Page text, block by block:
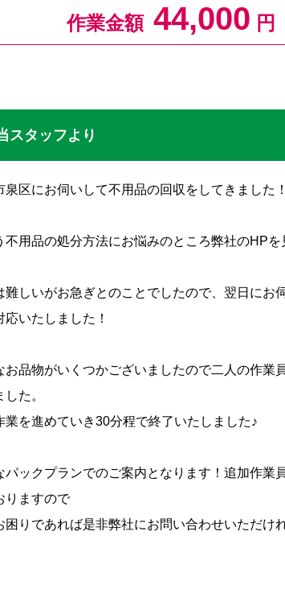
作業金額 44,000 円
スタッフより
泉区にお伺いして不用品の回収をしてきました！
不用品の処分方法にお悩みのところ弊社のHP
難しいがお急ぎとのことでしたので、翌日にお
いたしました！
お品物がいくつかございましたので二人の作業
た。
業を進めていき30分程で終了いたしました♪
パックプランでのご案内となります！追加作業
りますので
困りであれば是非弊社にお問い合わせいただけ